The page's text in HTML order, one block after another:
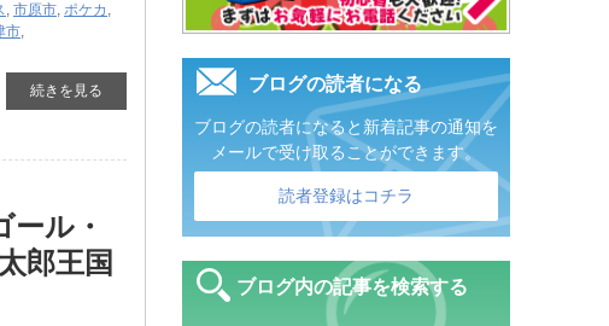
, 市原市, ポケカ ,
市,
続きを見る
ル・
郎王国
ブログの読者になる
ブログの読者になると新着記事の通知を
メールで受け取ることができます。
読者登録はコチラ
ブログ内の記事を検索する